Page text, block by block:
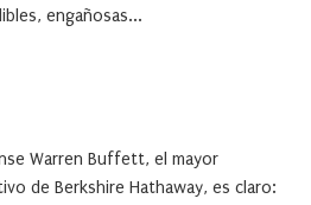
engañosas...
Warren Buffett, el mayor
de Berkshire Hathaway, es claro: